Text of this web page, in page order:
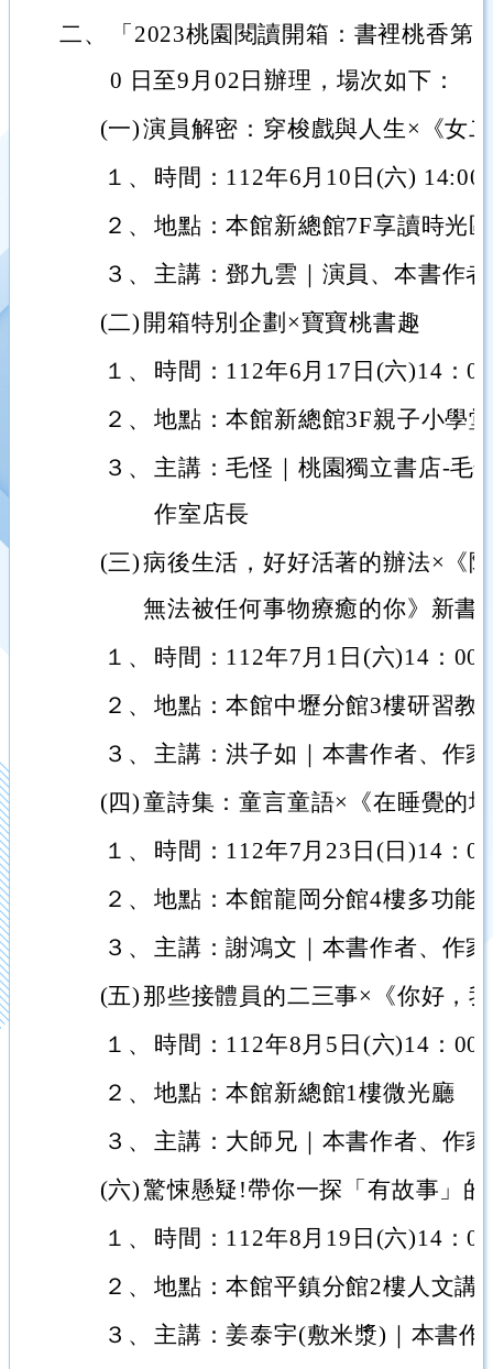
二、
「2023桃園閱讀開箱：書裡桃香第
0 日至9月02日辦理，場次如下：
(一)演員解密：穿梭戲與人生×《女
１、
時間：112年6月10日(六)
２、 地點：本館新總館7F享讀時光區
３、
主講：鄧九雲｜演員、本書作
(二) 開箱特別企劃×寶寶桃書趣
１、
時間：112年6月17日(六)14：
２、 地點：本館新總館3F親子小學堂
３、
主講：毛怪｜桃園獨立書店-毛
作室店長
(三)病後生活，好好活著的辦法×《
無法被任何事物療癒的你》新書
１、
時間：112年7月1日(六)14：
２、 地點：本館中壢分館3樓研習教
３、
主講：洪子如｜本書作者、作
(四)童詩集：童言童語×《在睡覺的
１、
時間：112年7月23日(日)14：
２、 地點：本館龍岡分館4樓多功能
３、
主講：謝鴻文｜本書作者、作
(五) 那些接體員的二三事×《你好，
１、
時間：112年8月5日(六)14：
２、 地點：本館新總館1樓微光廳
３、
主講：大師兄｜本書作者、作家
(六)驚悚懸疑!帶你一探「有故事」
１、
時間：112年8月19日(六)14：
２、 地點：本館平鎮分館2樓人文講
３、
主講：姜泰宇(敷米漿)｜本書作